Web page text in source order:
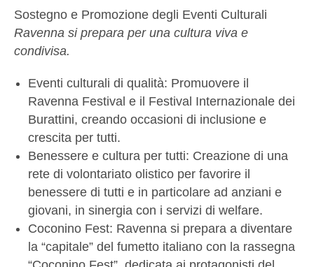
Sostegno e Promozione degli Eventi Culturali
Ravenna si prepara per una cultura viva e
condivisa.
Eventi culturali di qualità: Promuovere il
Ravenna Festival e il Festival Internazionale dei
Burattini, creando occasioni di inclusione e
crescita per tutti.
Benessere e cultura per tutti: Creazione di una
rete di volontariato olistico per favorire il
benessere di tutti e in particolare ad anziani e
giovani, in sinergia con i servizi di welfare.
Coconino Fest: Ravenna si prepara a diventare
la “capitale” del fumetto italiano con la rassegna